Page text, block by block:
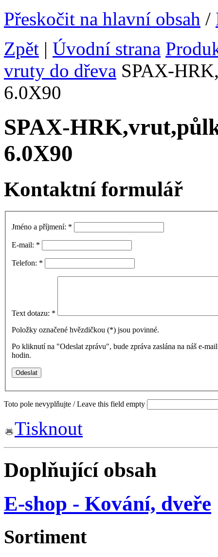
Přeskočit na hlavní obsah /
Zpět | Úvodní strana
vruty do dřeva SPAX-
6.0X90
SPAX-
6.0X90
Kontaktní formulář
Jméno a příjmení: *
E-mail: *
Telefon: *
Text dotazu: *
Položky označené hvězdičkou (*) jsou povinné.
Po kliknutí na "Odeslat zprávu", bude zpráva zaslána na náš e-
hodin.
Toto pole nevyplňujte / Leave this field empty
Tisknout
Doplňující obsah
E-shop - Kování, dveře
Sortiment